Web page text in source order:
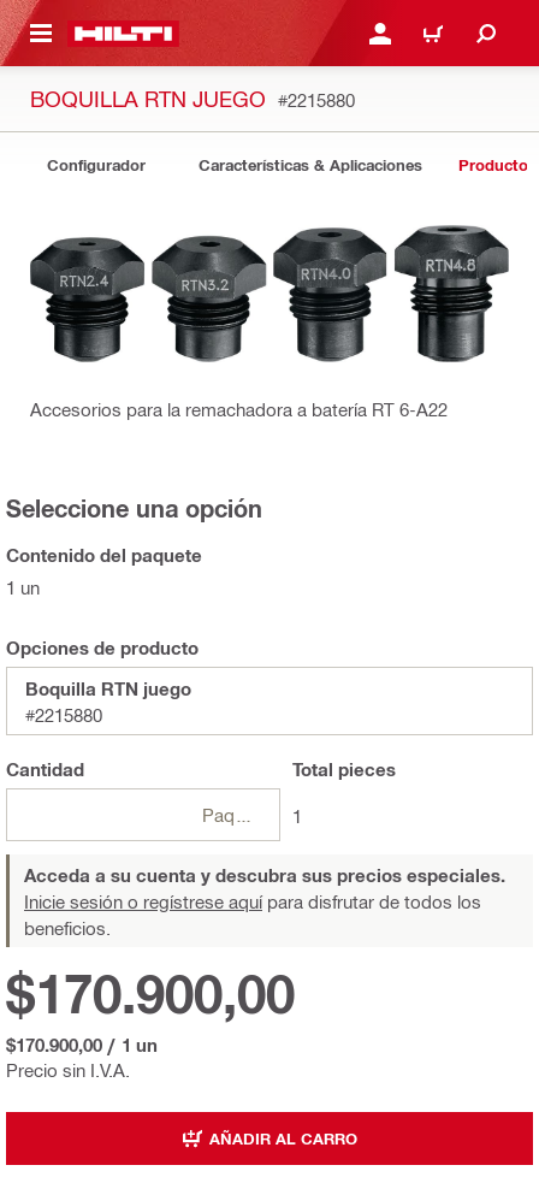
PRINCIPAL INICIE SESIÓN O
CARRITO
BOQUILLA RTN JUEGO #2215880
Configurador Características & Aplicaciones
Accesorios para la remachadora a batería RT 6-A22
Seleccione una opción
Contenido del paquete
1 un
Opciones de producto
Boquilla RTN juego
#2215880
Cantidad Total pieces
1
Acceda a su cuenta y descubra sus precios especiales.
Inicie sesión o regístrese aquípara disfrutar de todos los
beneficios.
Precio sin I.V.A.
$170.900,00
$170.900,00 / 1 un
AÑADIR AL CARRO